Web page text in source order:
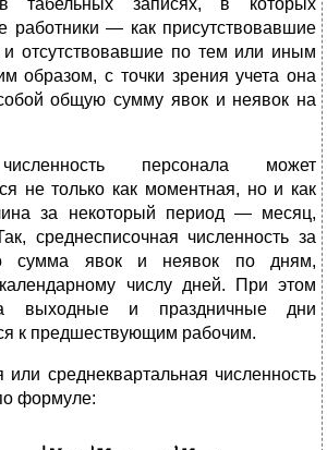
работники — как присут­ствовавшие
и отсутствовавшие по тем или иным
образом, с точки зрения учета она
общую сумму явок и неявок на
персонала может
не только как моментная, но и как
за некоторый период — месяц,
среднесписочная численность за
сумма явок и неявок по дням,
числу дней. При этом
выходные и праздничные дни
к предшествующим рабочим.
или среднеквартальная численность
формуле: